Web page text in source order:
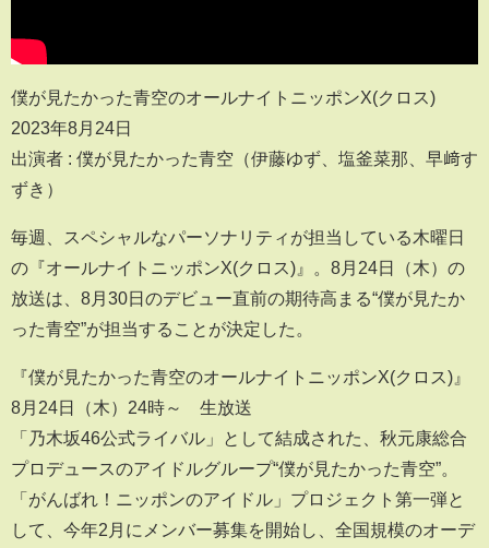
僕が見たかった青空のオールナイトニッポンX(クロス)
2023年8月24日
出演者 : 僕が見たかった青空（伊藤ゆず、塩釜菜那、早﨑す
ずき）
毎週、スペシャルなパーソナリティが担当している木曜日
の『オールナイトニッポンX(クロス)』。8月24日（木）の
放送は、8月30日のデビュー直前の期待高まる“僕が見たか
った青空”が担当することが決定した。
『僕が見たかった青空のオールナイトニッポンX(クロス)』
8月24日（木）24時～ 生放送
「乃木坂46公式ライバル」として結成された、秋元康総合
プロデュースのアイドルグループ“僕が見たかった青空”。
「がんばれ！ニッポンのアイドル」プロジェクト第一弾と
して、今年2月にメンバー募集を開始し、全国規模のオーデ